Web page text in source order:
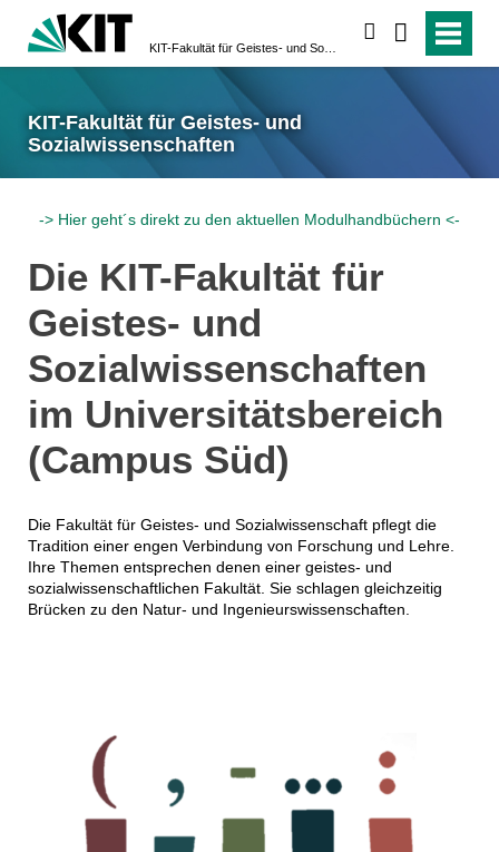
KIT-Fakultät für Geistes- und
Sozialwissenschaften
-> Hier geht´s direkt zu den aktuellen Modulhandbüchern <-
Die KIT-Fakultät für
Geistes- und
Sozialwissenschaften
im Universitätsbereich
(Campus Süd)
Die Fakultät für Geistes- und Sozialwissenschaft pflegt die
Tradition einer engen Verbindung von Forschung und Lehre.
Ihre Themen entsprechen denen einer geistes- und
sozialwissenschaftlichen Fakultät. Sie schlagen gleichzeitig
Brücken zu den Natur- und Ingenieurswissenschaften.